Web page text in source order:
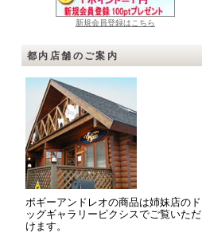
新規会員登録はこちら
都内店舗のご案内
ボギーアンドレオの商品は姉妹店のド
ッグギャラリーピクシスでご覧いただ
けます。